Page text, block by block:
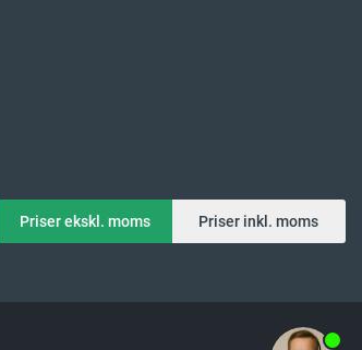
Priser ekskl. moms Priser inkl. moms